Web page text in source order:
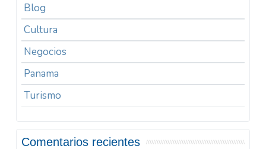
Blog
Cultura
Negocios
Panama
Turismo
Comentarios recientes